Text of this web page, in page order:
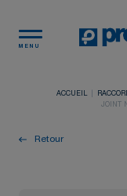
MENU
ACCUEIL
JOINT
Retour